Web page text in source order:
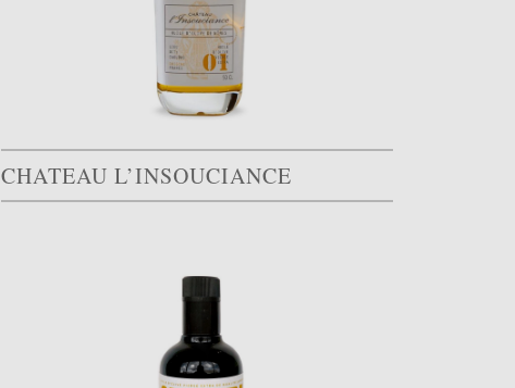
CHATEAU L’INSOUCIANCE